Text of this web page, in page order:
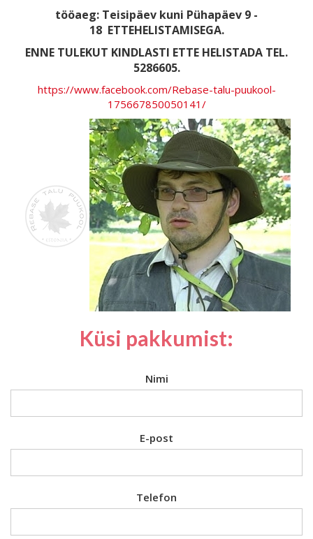
tööaeg: Teisipäev kuni Pühapäev 9 -
18 ETTEHELISTAMISEGA.
ENNE TULEKUT KINDLASTI ETTE HELISTADA TEL.
5286605.
https://www.facebook.com/Rebase-talu-puukool-
175667850050141/
Küsi pakkumist:
Nimi
E-post
Telefon